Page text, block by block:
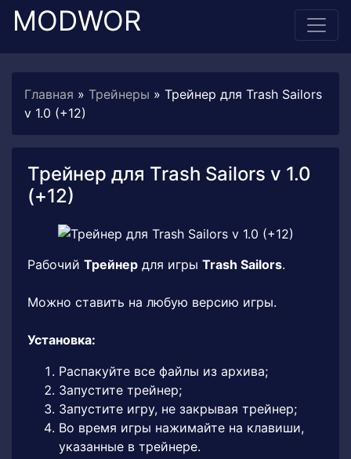
MODWOR
Главная » Трейнеры » Трейнер для Trash Sailors
v 1.0 (+12)
Трейнер для Trash Sailors v 1.0
(+12)
Рабочий Трейнер для игры Trash Sailors.
Можно ставить на любую версию игры.
Установка:
Распакуйте все файлы из архива;
Запустите трейнер;
Запустите игру, не закрывая трейнер;
Во время игры нажимайте на клавиши,
указанные в трейнере.